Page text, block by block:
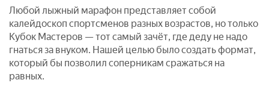
Любой лыжный марафон представляет собой
калейдоскоп спортсменов разных возрастов, но только
Кубок Мастеров — тот самый зачёт, где деду не надо
гнаться за внуком. Нашей целью было создать формат,
который бы позволил соперникам сражаться на
равных.